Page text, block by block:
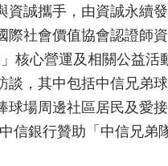
資誠攜手，由資誠永續
際社會價值協會認證師
核心營運及相關公益活
，其中包括中信兄弟球
球場周邊社區居民及愛
信銀行贊助「中信兄弟